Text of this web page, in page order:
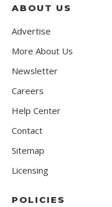
ABOUT US
Advertise
More About Us
Newsletter
Careers
Help Center
Contact
Sitemap
Licensing
POLICIES